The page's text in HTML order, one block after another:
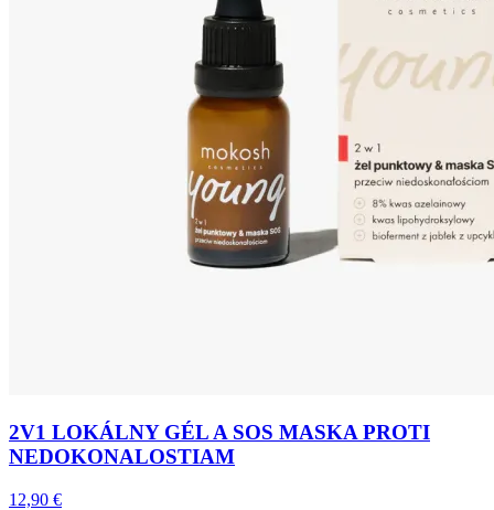
2V1 LOKÁLNY GÉL A SOS MASKA PROTI
NEDOKONALOSTIAM
12,90 €